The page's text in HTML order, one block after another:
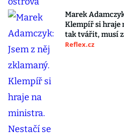
Marek
Klempíř si hraje
tak tvářit, musí
Reflex.cz